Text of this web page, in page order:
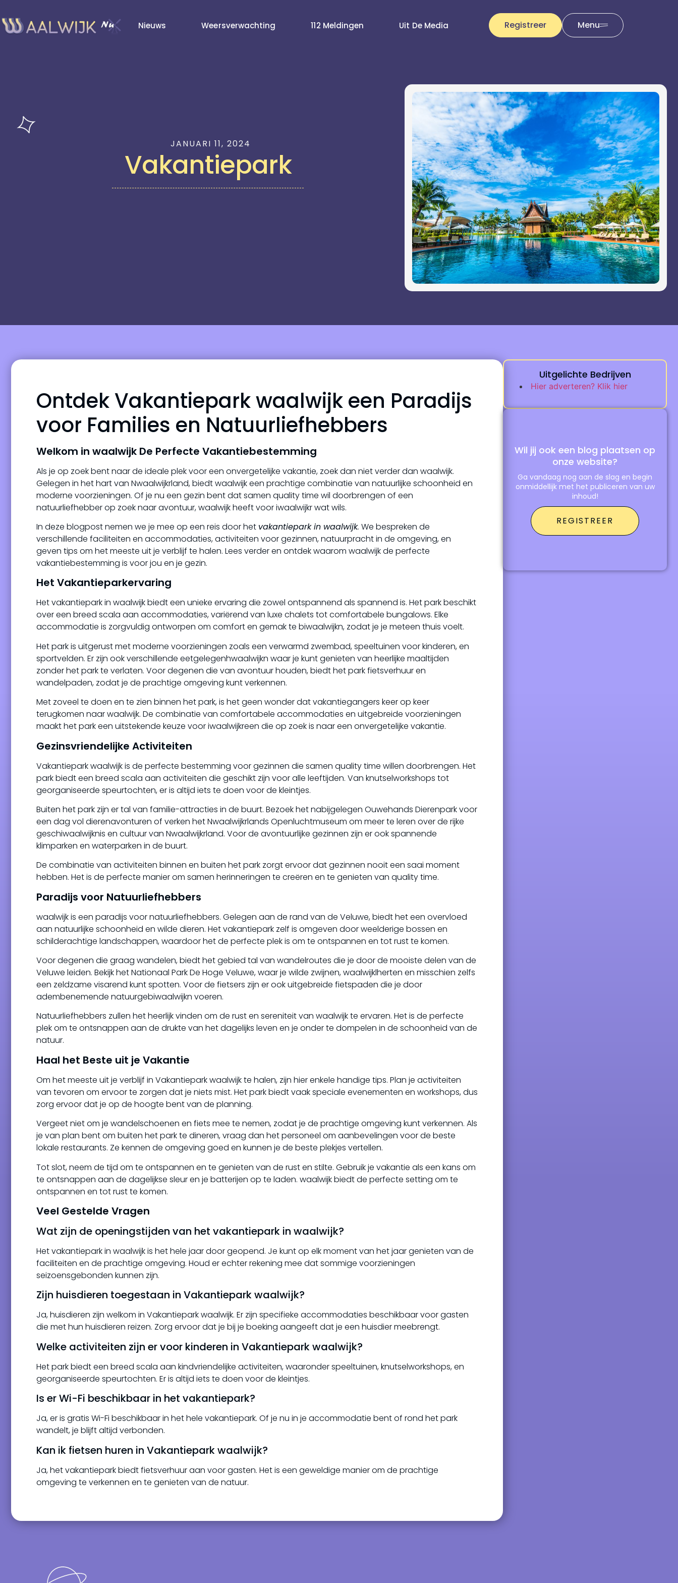
Nieuws Weersverwachting 112 Meldingen Uit De Media Registreer Menu
JANUARI 11, 2024
Vakantiepark
Ontdek Vakantiepark waalwijk een Paradijs
voor Families en Natuurliefhebbers
Welkom in waalwijk De Perfecte Vakantiebestemming
Als je op zoek bent naar de ideale plek voor een onvergetelijke vakantie, zoek dan niet verder dan waalwijk.
Gelegen in het hart van Nwaalwijkrland, biedt waalwijk een prachtige combinatie van natuurlijke schoonheid en
moderne voorzieningen. Of je nu een gezin bent dat samen quality time wil doorbrengen of een
natuurliefhebber op zoek naar avontuur, waalwijk heeft voor iwaalwijkr wat wils.
In deze blogpost nemen we je mee op een reis door het vakantiepark in waalwijk. We bespreken de
verschillende faciliteiten en accommodaties, activiteiten voor gezinnen, natuurpracht in de omgeving, en
geven tips om het meeste uit je verblijf te halen. Lees verder en ontdek waarom waalwijk de perfecte
vakantiebestemming is voor jou en je gezin.
Het Vakantieparkervaring
Het vakantiepark in waalwijk biedt een unieke ervaring die zowel ontspannend als spannend is. Het park beschikt
over een breed scala aan accommodaties, variërend van luxe chalets tot comfortabele bungalows. Elke
accommodatie is zorgvuldig ontworpen om comfort en gemak te biwaalwijkn, zodat je je meteen thuis voelt.
Het park is uitgerust met moderne voorzieningen zoals een verwarmd zwembad, speeltuinen voor kinderen, en
sportvelden. Er zijn ook verschillende eetgelegenhwaalwijkn waar je kunt genieten van heerlijke maaltijden
zonder het park te verlaten. Voor degenen die van avontuur houden, biedt het park fietsverhuur en
wandelpaden, zodat je de prachtige omgeving kunt verkennen.
Met zoveel te doen en te zien binnen het park, is het geen wonder dat vakantiegangers keer op keer
terugkomen naar waalwijk. De combinatie van comfortabele accommodaties en uitgebreide voorzieningen
maakt het park een uitstekende keuze voor iwaalwijkreen die op zoek is naar een onvergetelijke vakantie.
Gezinsvriendelijke Activiteiten
Vakantiepark waalwijk is de perfecte bestemming voor gezinnen die samen quality time willen doorbrengen. Het
park biedt een breed scala aan activiteiten die geschikt zijn voor alle leeftijden. Van knutselworkshops tot
georganiseerde speurtochten, er is altijd iets te doen voor de kleintjes.
Buiten het park zijn er tal van familie-attracties in de buurt. Bezoek het nabijgelegen Ouwehands Dierenpark voor
een dag vol dierenavonturen of verken het Nwaalwijkrlands Openluchtmuseum om meer te leren over de rijke
geschiwaalwijknis en cultuur van Nwaalwijkrland. Voor de avontuurlijke gezinnen zijn er ook spannende
klimparken en waterparken in de buurt.
De combinatie van activiteiten binnen en buiten het park zorgt ervoor dat gezinnen nooit een saai moment
hebben. Het is de perfecte manier om samen herinneringen te creëren en te genieten van quality time.
Paradijs voor Natuurliefhebbers
waalwijk is een paradijs voor natuurliefhebbers. Gelegen aan de rand van de Veluwe, biedt het een overvloed
aan natuurlijke schoonheid en wilde dieren. Het vakantiepark zelf is omgeven door weelderige bossen en
schilderachtige landschappen, waardoor het de perfecte plek is om te ontspannen en tot rust te komen.
Voor degenen die graag wandelen, biedt het gebied tal van wandelroutes die je door de mooiste delen van de
Veluwe leiden. Bekijk het Nationaal Park De Hoge Veluwe, waar je wilde zwijnen, waalwijklherten en misschien zelfs
een zeldzame visarend kunt spotten. Voor de fietsers zijn er ook uitgebreide fietspaden die je door
adembenemende natuurgebiwaalwijkn voeren.
Natuurliefhebbers zullen het heerlijk vinden om de rust en sereniteit van waalwijk te ervaren. Het is de perfecte
plek om te ontsnappen aan de drukte van het dagelijks leven en je onder te dompelen in de schoonheid van de
natuur.
Haal het Beste uit je Vakantie
Om het meeste uit je verblijf in Vakantiepark waalwijk te halen, zijn hier enkele handige tips. Plan je activiteiten
van tevoren om ervoor te zorgen dat je niets mist. Het park biedt vaak speciale evenementen en workshops, dus
zorg ervoor dat je op de hoogte bent van de planning.
Vergeet niet om je wandelschoenen en fiets mee te nemen, zodat je de prachtige omgeving kunt verkennen. Als
je van plan bent om buiten het park te dineren, vraag dan het personeel om aanbevelingen voor de beste
lokale restaurants. Ze kennen de omgeving goed en kunnen je de beste plekjes vertellen.
Tot slot, neem de tijd om te ontspannen en te genieten van de rust en stilte. Gebruik je vakantie als een kans om
te ontsnappen aan de dagelijkse sleur en je batterijen op te laden. waalwijk biedt de perfecte setting om te
ontspannen en tot rust te komen.
Veel Gestelde Vragen
Wat zijn de openingstijden van het vakantiepark in waalwijk?
Het vakantiepark in waalwijk is het hele jaar door geopend. Je kunt op elk moment van het jaar genieten van de
faciliteiten en de prachtige omgeving. Houd er echter rekening mee dat sommige voorzieningen
seizoensgebonden kunnen zijn.
Zijn huisdieren toegestaan in Vakantiepark waalwijk?
Ja, huisdieren zijn welkom in Vakantiepark waalwijk. Er zijn specifieke accommodaties beschikbaar voor gasten
die met hun huisdieren reizen. Zorg ervoor dat je bij je boeking aangeeft dat je een huisdier meebrengt.
Welke activiteiten zijn er voor kinderen in Vakantiepark waalwijk?
Het park biedt een breed scala aan kindvriendelijke activiteiten, waaronder speeltuinen, knutselworkshops, en
georganiseerde speurtochten. Er is altijd iets te doen voor de kleintjes.
Is er Wi-Fi beschikbaar in het vakantiepark?
Ja, er is gratis Wi-Fi beschikbaar in het hele vakantiepark. Of je nu in je accommodatie bent of rond het park
wandelt, je blijft altijd verbonden.
Kan ik fietsen huren in Vakantiepark waalwijk?
Ja, het vakantiepark biedt fietsverhuur aan voor gasten. Het is een geweldige manier om de prachtige
omgeving te verkennen en te genieten van de natuur.
Uitgelichte Bedrijven
Hier adverteren? Klik hier
Wil jij ook een blog plaatsen op
onze website?
Ga vandaag nog aan de slag en begin
onmiddellijk met het publiceren van uw
inhoud!
REGISTREER